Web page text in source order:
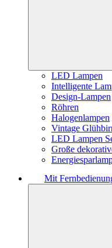
LED Lampen
Intelligente
Design-Lampen
Röhren
Halogenlampen
Vintage
LED Lampen
Große
Mit